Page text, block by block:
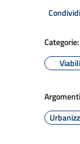
Condividi
Categorie: